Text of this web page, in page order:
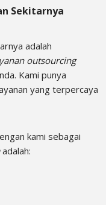
Sekitarnya
adalah
outsourcing
Kami punya
yang terpercaya
kami sebagai
adalah: